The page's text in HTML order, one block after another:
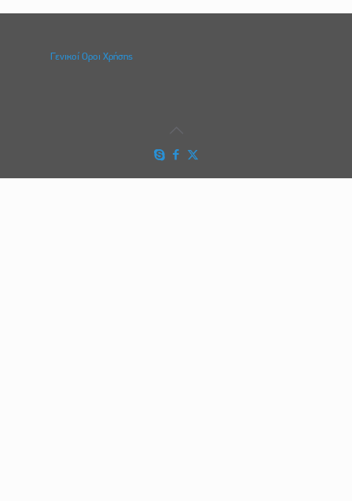
Γενικοί Οροι Χρήσης